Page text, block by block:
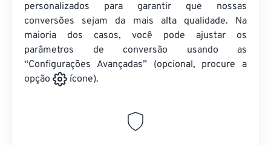
personalizados para garantir que nossas
conversões sejam da mais alta qualidade. Na
maioria dos casos, você pode ajustar os
parâmetros de conversão usando as
“Configurações Avançadas” (opcional, procure a
opção
ícone).